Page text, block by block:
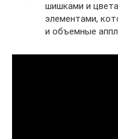
шишками и
элементами,
и объемные